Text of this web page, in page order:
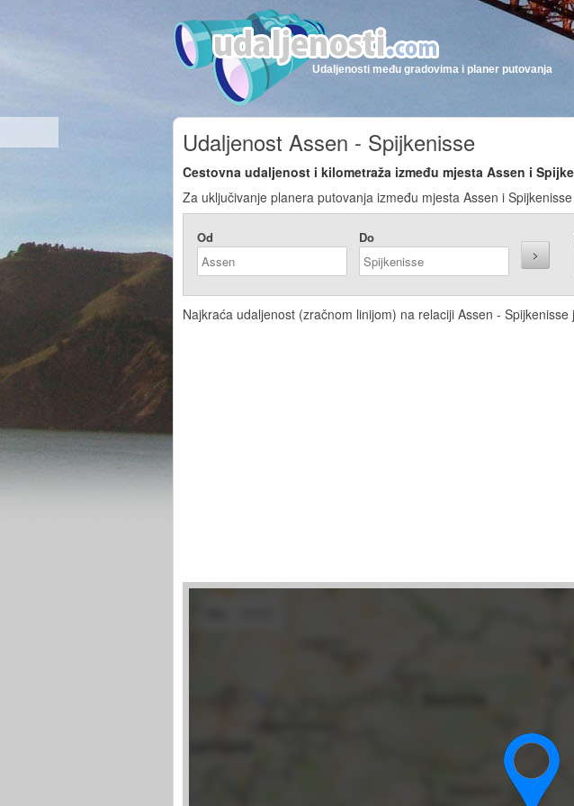
Udaljenosti među gradovima i planer putovanja
Udaljenost Assen - Spijkenisse
Cestovna udaljenost i kilometraža između mjesta Assen i
Za uključivanje planera putovanja između mjesta Assen i
Od Do
Najkraća udaljenost (zračnom linijom) na relaciji Assen - Spijkenisse